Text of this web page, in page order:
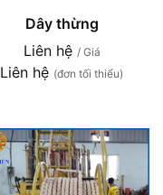
Dây thừng
Liên hệ / Giá
Liên hệ (đơn tối thiểu)